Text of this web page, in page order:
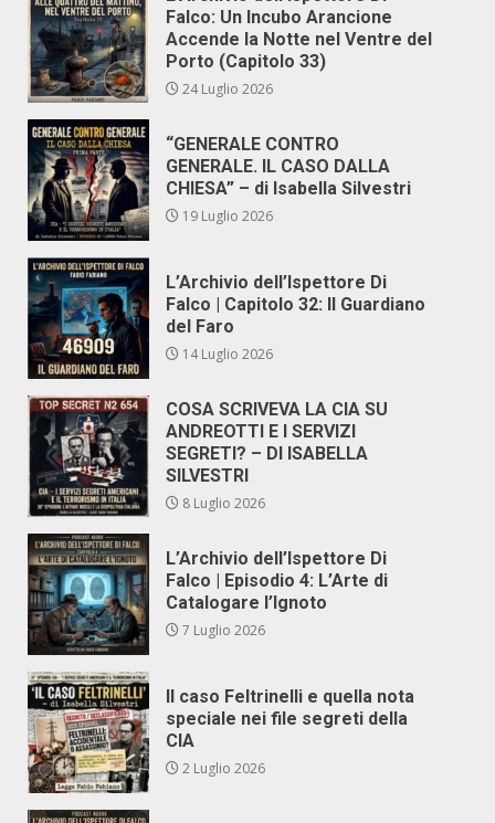
Falco: Un Incubo Arancione
Accende la Notte nel Ventre del
Porto (Capitolo 33)
24 Luglio 2026
“GENERALE CONTRO
GENERALE. IL CASO DALLA
CHIESA” – di Isabella Silvestri
19 Luglio 2026
L’Archivio dell’Ispettore Di
Falco | Capitolo 32: Il Guardiano
del Faro
14 Luglio 2026
COSA SCRIVEVA LA CIA SU
ANDREOTTI E I SERVIZI
SEGRETI? – DI ISABELLA
SILVESTRI
8 Luglio 2026
L’Archivio dell’Ispettore Di
Falco | Episodio 4: L’Arte di
Catalogare l’Ignoto
7 Luglio 2026
Il caso Feltrinelli e quella nota
speciale nei file segreti della
CIA
2 Luglio 2026